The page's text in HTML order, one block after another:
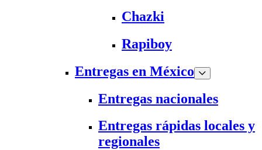
Chazki
Rapiboy
Entregas en México
Entregas nacionales
Entregas rápidas locales y
regionales